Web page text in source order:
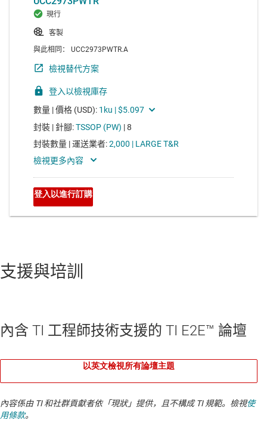
支援與培訓
內含 TI 工程師技術支援的 TI E2E™ 論壇
以英文檢視所有論壇主題
內容係由 TI 和社群貢獻者依「現狀」提供，且不構成 TI 規範。檢視使
用條款。